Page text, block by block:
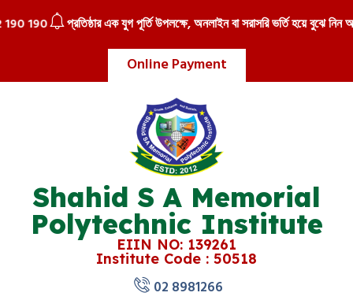
Online Payment
প্রতিষ্ঠার এক যুগ পূর্তি উপলক্ষে, অনলাইন বা সরাসরি ভর্তি হয়ে বুঝে নিন
Shahid S A Memorial
Polytechnic Institute
EIIN NO: 139261
Institute Code : 50518
02 8981266